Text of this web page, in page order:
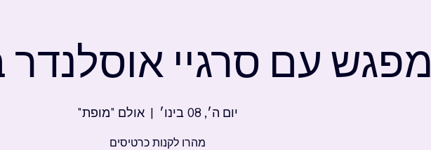
מפגש עם סרגיי
יום ה׳, 08 בינו׳
  |
אולם "מופת"
מהרו לקנות כרטיסים